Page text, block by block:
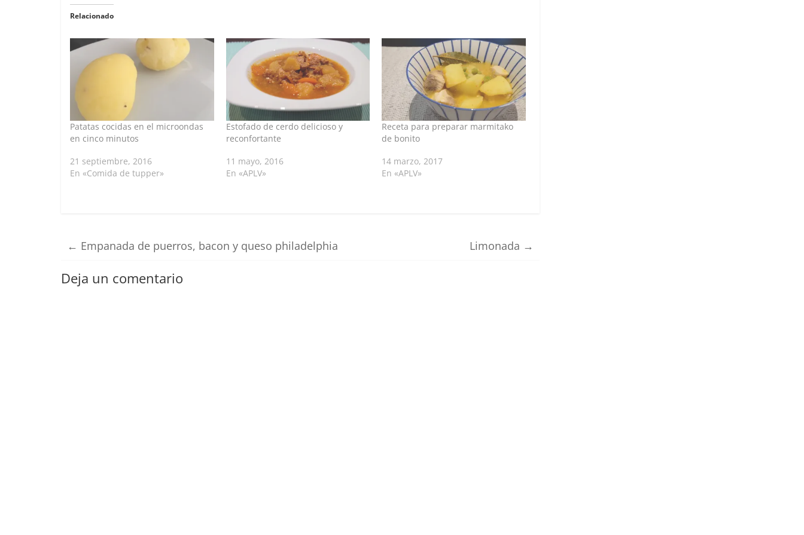
Relacionado
Patatas cocidas en el microondas
en cinco minutos
21 septiembre, 2016
En «Comida de tupper»
Estofado de cerdo delicioso y
reconfortante
11 mayo, 2016
En «APLV»
Receta para preparar marmitako
de bonito
14 marzo, 2017
En «APLV»
← Empanada de puerros, bacon y queso philadelphia Limonada →
Deja un comentario